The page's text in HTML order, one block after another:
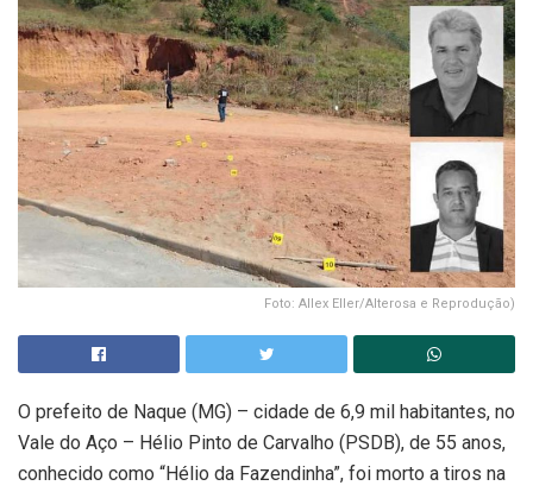
Foto: Allex Eller/Alterosa e Reprodução)
O prefeito de Naque (MG) – cidade de 6,9 mil habitantes, no
Vale do Aço – Hélio Pinto de Carvalho (PSDB), de 55 anos,
conhecido como “Hélio da Fazendinha”, foi morto a tiros na